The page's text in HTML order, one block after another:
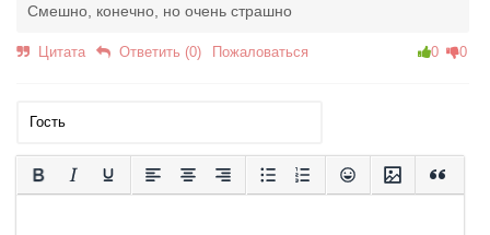
Смешно, конечно, но очень страшно
Цитата Ответить (0) Пожаловаться 0 0